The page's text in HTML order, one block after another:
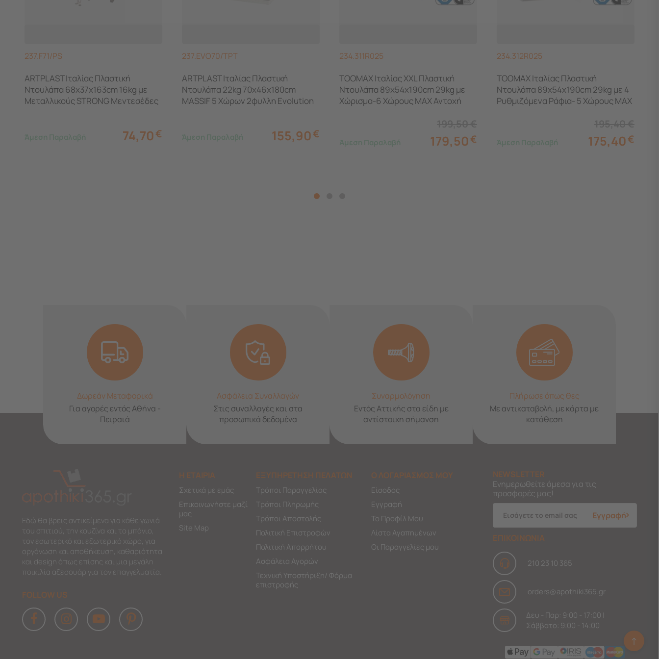
237.F71/PS
ARTPLAST Ιταλίας Πλαστική
Ντουλάπα 68x37x163cm 16kg με
Μεταλλικούς STRONG Μεντεσέδες
Άμεση Παραλαβή 74,70€
237.EVO70/TPT
ARTPLAST Ιταλίας Πλαστική
Ντουλάπα 22kg 70x46x180cm
MASSIF 5 Χώρων 2φυλλη Evolution
Άμεση Παραλαβή 155,90€
234.311R025
TOOMAX Ιταλίας XXL Πλαστική
Ντουλάπα 89x54x190cm 29kg με
Χώρισμα-6 Χώρους MAX Αντοχή
Άμεση Παραλαβή 179,50€
234.312R025
TOOMAX Ιταλίας Πλαστική
Ντουλάπα 89x54x190cm 29kg με 4
Ρυθμιζόμενα Ράφια- 5 Χώρους MAX
Άμεση Παραλαβή 175,40€
Δωρεάν Μεταφορικά
Για αγορές εντός Αθήνα -
Πειραιά
Ασφάλεια Συναλλαγών
Στις συναλλαγές και στα
προσωπικά δεδομένα
Συναρμολόγηση
Εντός Αττικής στα είδη με
αντίστοιχη σήμανση
Πλήρωσε όπως θες
Με αντικαταβολή, με κάρτα με
κατάθεση
Εδώ θα βρεις αντικείμενα για κάθε γωνιά
του σπιτιού, την κουζίνα και το μπάνιο,
τον εσωτερικό και εξωτερικό χώρο, για
οργάνωση και αποθήκευση, καθαριότητα
και design όπως επίσης και μια μεγάλη
ποικιλία αξεσουάρ για τον επαγγελματία.
FOLLOW US
Η ΕΤΑΙΡΙΑ
Σχετικά με εμάς
Επικοινωνήστε μαζί
μας
Site Map
ΕΞΥΠΗΡΕΤΗΣΗ ΠΕΛΑΤΩΝ
Τρόποι Παραγγελίας
Τρόποι Πληρωμής
Τρόποι Αποστολής
Πολιτική Επιστροφών
Πολιτική Απορρήτου
Ασφάλεια Αγορών
Τεχνική Υποστήριξη/ Φόρμα
επιστροφής
Ο ΛΟΓΑΡΙΑΣΜΟΣ ΜΟΥ
Είσοδος
Εγγραφή
Το Προφίλ Μου
Λίστα Αγαπημένων
Οι Παραγγελίες μου
NEWSLETTER
Ενημερωθείτε άμεσα για τις
προσφορές μας!
Εγγραφή
ΕΠΙΚΟΙΝΩΝΙΑ
210 23 10 365
orders@apothiki365.gr
Δευ - Παρ: 9:00 - 17:00 |
Σάββατο: 9:00 - 14:00
↑